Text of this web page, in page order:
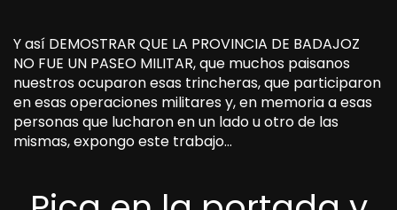
Y así DEMOSTRAR QUE LA PROVINCIA DE BADAJOZ
NO FUE UN PASEO MILITAR, que muchos paisanos
nuestros ocuparon esas trincheras, que participaron
en esas operaciones militares y, en memoria a esas
personas que lucharon en un lado u otro de las
mismas, expongo este trabajo…